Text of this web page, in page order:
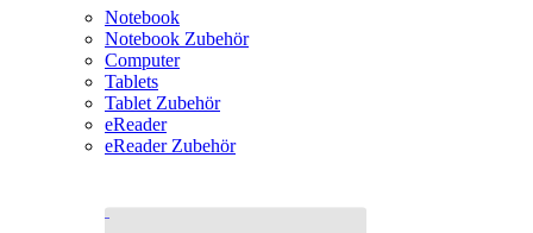
Notebook
Notebook Zubehör
Computer
Tablets
Tablet Zubehör
eReader
eReader Zubehör